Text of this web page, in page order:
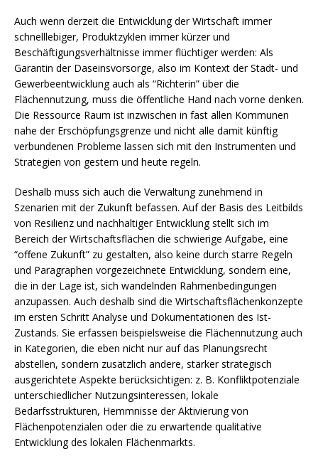
Auch wenn derzeit die Entwicklung der Wirtschaft immer
schnelllebiger, Produktzyklen immer kürzer und
Beschäftigungsverhältnisse immer flüchtiger werden: Als
Garantin der Daseinsvorsorge, also im Kontext der Stadt- und
Gewerbeentwicklung auch als “Richterin” über die
Flächennutzung, muss die öffentliche Hand nach vorne denken.
Die Ressource Raum ist inzwischen in fast allen Kommunen
nahe der Erschöpfungsgrenze und nicht alle damit künftig
verbundenen Probleme lassen sich mit den Instrumenten und
Strategien von gestern und heute regeln.
Deshalb muss sich auch die Verwaltung zunehmend in
Szenarien mit der Zukunft befassen. Auf der Basis des Leitbilds
von Resilienz und nachhaltiger Entwicklung stellt sich im
Bereich der Wirtschaftsflächen die schwierige Aufgabe, eine
“offene Zukunft” zu gestalten, also keine durch starre Regeln
und Paragraphen vorgezeichnete Entwicklung, sondern eine,
die in der Lage ist, sich wandelnden Rahmenbedingungen
anzupassen. Auch deshalb sind die Wirtschaftsflächenkonzepte
im ersten Schritt Analyse und Dokumentationen des Ist-
Zustands. Sie erfassen beispielsweise die Flächennutzung auch
in Kategorien, die eben nicht nur auf das Planungsrecht
abstellen, sondern zusätzlich andere, stärker strategisch
ausgerichtete Aspekte berücksichtigen: z. B. Konfliktpotenziale
unterschiedlicher Nutzungsinteressen, lokale
Bedarfsstrukturen, Hemmnisse der Aktivierung von
Flächenpotenzialen oder die zu erwartende qualitative
Entwicklung des lokalen Flächenmarkts.